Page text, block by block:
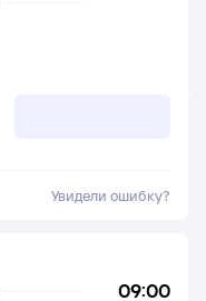
Увидели ошибку?
09:00